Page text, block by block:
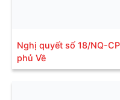
Nghị quyết số 18/NQ-
phủ Về